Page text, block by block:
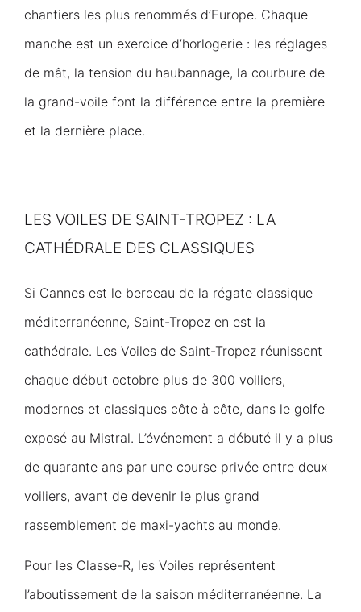
chantiers les plus renommés d’Europe. Chaque
manche est un exercice d’horlogerie : les réglages
de mât, la tension du haubannage, la courbure de
la grand-voile font la différence entre la première
et la dernière place.
LES VOILES DE SAINT-TROPEZ : LA
CATHÉDRALE DES CLASSIQUES
Si Cannes est le berceau de la régate classique
méditerranéenne, Saint-Tropez en est la
cathédrale. Les Voiles de Saint-Tropez réunissent
chaque début octobre plus de 300 voiliers,
modernes et classiques côte à côte, dans le golfe
exposé au Mistral. L’événement a débuté il y a plus
de quarante ans par une course privée entre deux
voiliers, avant de devenir le plus grand
rassemblement de maxi-yachts au monde.
Pour les Classe-R, les Voiles représentent
l’aboutissement de la saison méditerranéenne. La